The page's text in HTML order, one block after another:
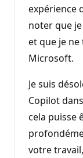
expérience
noter que
et que je
Microsoft.
Je suis
Copilot
cela puisse
votre